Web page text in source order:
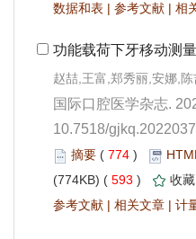
|
|
10.7518/gjkq.2022037
774 )
593 )
|
|